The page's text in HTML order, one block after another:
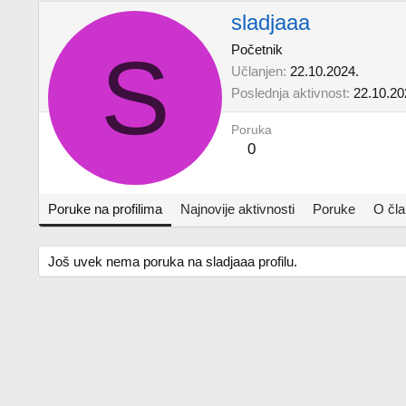
S
sladjaaa
Početnik
Učlanjen 22.10.2024.
Poslednja aktivnost
Poruka
0
Poruke na profilima Najnovije aktivnosti Poruke O
Još uvek nema poruka na sladjaaa profilu.